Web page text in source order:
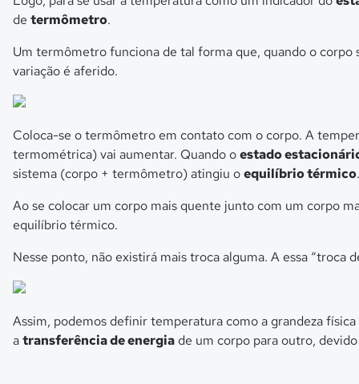
de termômetro.
Um termômetro funciona de tal forma que, quando o corpo
variação é aferido.
Coloca-se o termômetro em contato com o corpo. A
termométrica) vai aumentar. Quando oestado
sistema (corpo + termômetro) atingiu oequilíbrio térmico.
Ao se colocar um corpo mais quente junto com um corpo
equilíbrio térmico.
Nesse ponto, não existirá mais troca alguma. A essa “troca
Assim, podemos definir temperatura como a grandeza
atransferência de energiade um corpo para outro,